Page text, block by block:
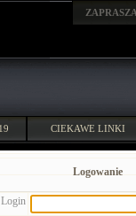
CIEKAWE LINKI
Logowanie
Login